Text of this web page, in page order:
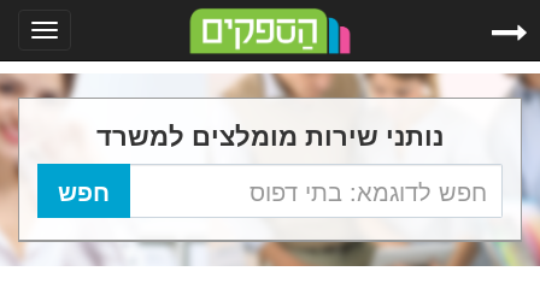
נותני שירות מומלצים למשרד